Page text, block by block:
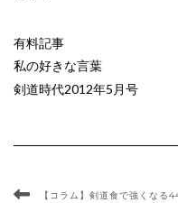
有料記事
私の好きな言葉
剣道時代2012年5月号
【コラム】剣道食で強くな